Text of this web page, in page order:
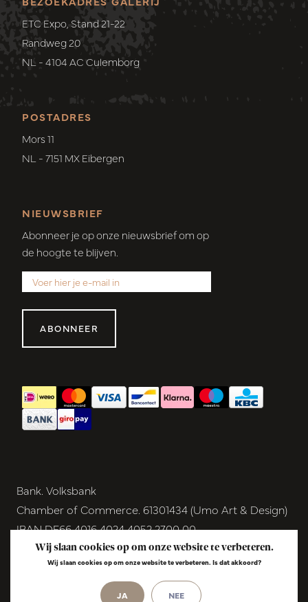
POSTADRES
Mors 11
NL - 7151 MX Eibergen
ETC Expo, Stand 21-22
Randweg 20
NL - 4104 AC Culemborg
NIEUWSBRIEF
Abonneer je op onze nieuwsbrief om op
de hoogte te blijven.
ABONNEER
Bank. Volksbank
Chamber of Commerce. 61301434 (Umo Art & Design)
IBAN DE66 4016 4024 4052 2700 00
BIC GENODEM1GRN
VAT NL854291040B01
© Copyright 2026 - Umo Art & Design |
Wij slaan cookies op om onze website te verbeteren.
Wij slaan cookies op om onze website te verbeteren. Is dat akkoord?
JA NEE